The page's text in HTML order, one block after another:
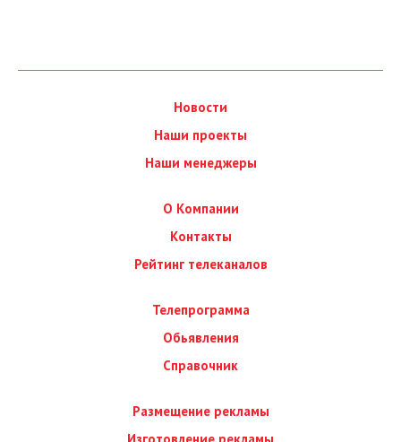
Новости
Наши проекты
Наши менеджеры
О Компании
Контакты
Рейтинг телеканалов
Телепрограмма
Обьявления
Справочник
Размещение рекламы